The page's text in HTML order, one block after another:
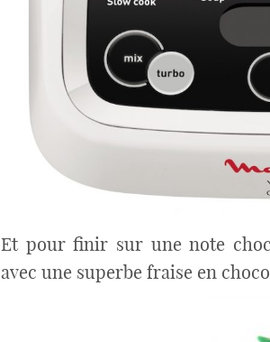
Et pour finir sur une note
avec une superbe fraise en